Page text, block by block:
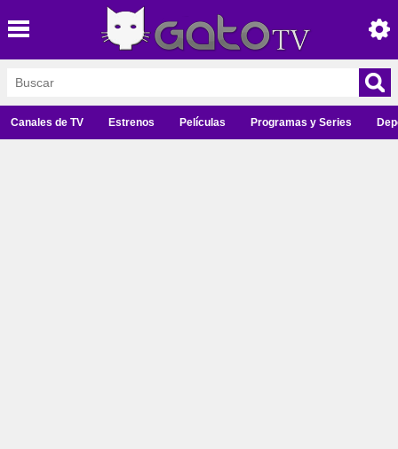
Canales de TV Estrenos Películas Programas y Series